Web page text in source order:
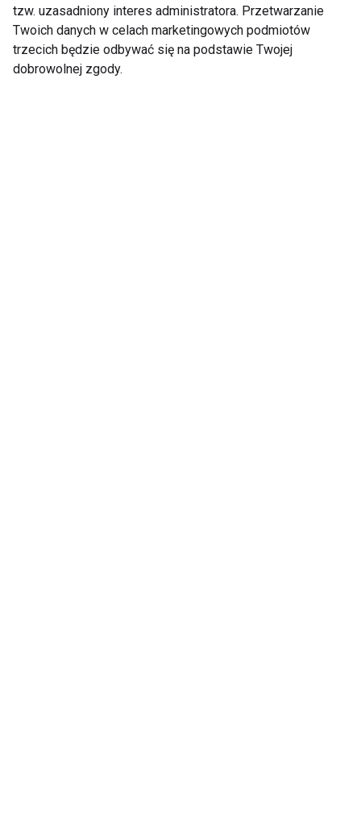
Poznaj się na tłuszczach - nowa
tzw. uzasadniony interes administratora. Przetwarzanie
Twoich danych w celach marketingowych podmiotów
trzecich będzie odbywać się na podstawie Twojej
dobrowolnej zgody.